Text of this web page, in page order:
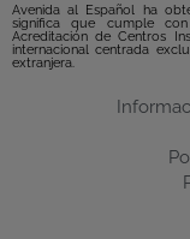
Avenida al Español ha
significa que cumple
Acreditación de Centros
internacional centrada
extranjera.